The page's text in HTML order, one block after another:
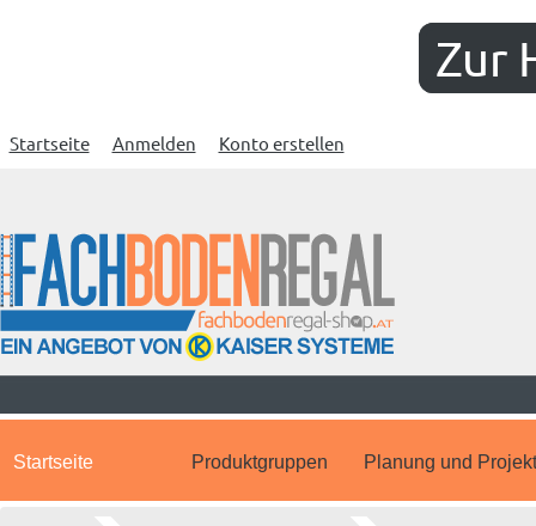
Zur
Startseite Anmelden Konto erstellen
Startseite Produktgruppen Planung und